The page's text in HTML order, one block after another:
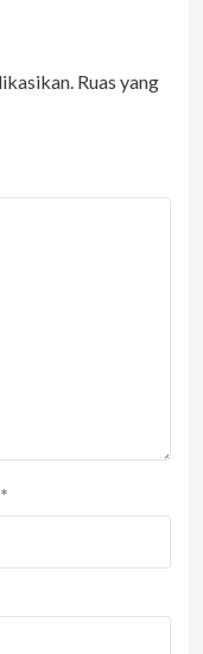
Ruas yang
*